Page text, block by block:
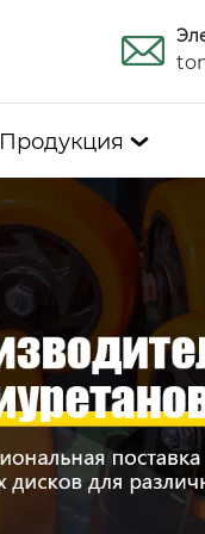
Продукция 